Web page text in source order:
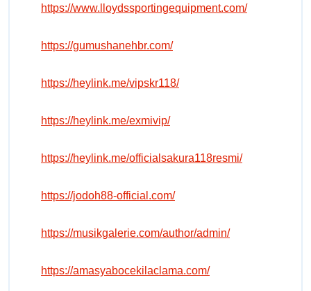
https://www.lloydssportingequipment.com/
https://gumushanehbr.com/
https://heylink.me/vipskr118/
https://heylink.me/exmivip/
https://heylink.me/officialsakura118resmi/
https://jodoh88-official.com/
https://musikgalerie.com/author/admin/
https://amasyabocekilaclama.com/